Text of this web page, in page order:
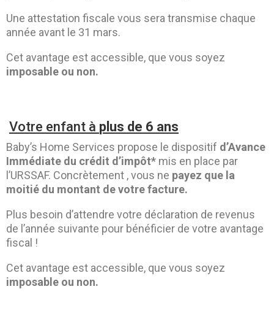
Une attestation fiscale vous sera transmise chaque
année avant le 31 mars.
Cet avantage est accessible, que vous soyez
imposable ou non.
Votre enfant à plus de 6 ans
Baby’s Home Services propose le dispositif d’Avance
Immédiate du crédit d’impôt* mis en place par
l’URSSAF. Concrètement , vous ne payez que la
moitié du montant de votre facture.
Plus besoin d’attendre votre déclaration de revenus
de l’année suivante pour bénéficier de votre avantage
fiscal !
Cet avantage est accessible, que vous soyez
imposable ou non.